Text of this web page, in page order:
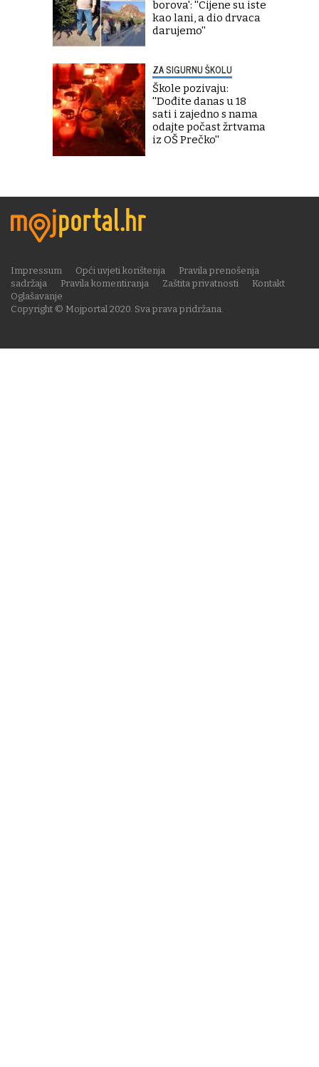
borova': ''Cijene su iste
kao lani, a dio drvaca
darujemo''
ZA SIGURNU ŠKOLU
Škole pozivaju:
''Dođite danas u 18
sati i zajedno s nama
odajte počast žrtvama
iz OŠ Prečko''
Copyright © Mojportal 2020. Sva prava pridržana.
Impressum Opći uvjeti korištenja
Pravila prenošenja
sadržaja
Pravila komentiranja Zaštita privatnosti
Kontakt
Oglašavanje